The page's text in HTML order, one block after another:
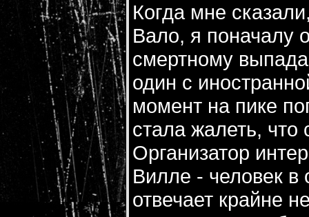
Когда мне
Вало, я поначалу
смертному
один с
момент на пике
стала жалеть, что
Организатор
Вилле - человек
отвечает крайне